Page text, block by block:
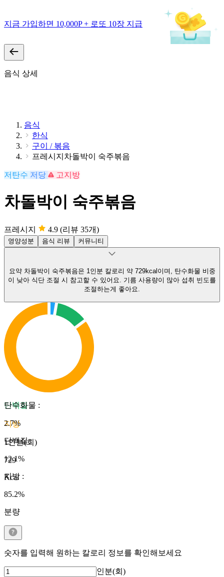
지금 가입하면 10,000P + 로또 10장 지급
음식 상세
음식
한식
구이 / 볶음
프레시지차돌박이 숙주볶음
저탄수 저당 고지방
차돌박이 숙주볶음
프레시지 4.9 (리뷰 35개)
영양성분 음식 리뷰 커뮤니티
요약 차돌박이 숙주볶음은 1인분 칼로리 약 729kcal이며, 탄수화물 비중
이 낮아 식단 조절 시 참고할 수 있어요. 기름 사용량이 많아 섭취 빈도를
조절하는게 좋아요.
단백질
지방
1인분(회)
729
Kcal
탄수화물 :
2.7%
단백질:
12.1%
지방 :
85.2%
분량
숫자를 입력해 원하는 칼로리 정보를 확인해보세요
인분(회)